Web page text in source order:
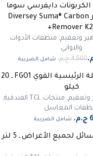
دايفرسي سوما
كربون ريموفر Diversey Suma® Carbon
Remover
وتعقيم, منظفات الأدوات
والاواني
شامل الضريبة
مسحوق الغسلة الرئيسية القوي FGO1 ـ 20
كيلو
وتعقيم, منتجات TCL الفندقية
,
المغاسل
شامل الضريبة